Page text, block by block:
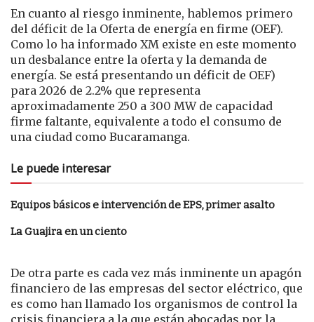
En cuanto al riesgo inminente, hablemos primero
del déficit de la Oferta de energía en firme (OEF).
Como lo ha informado XM existe en este momento
un desbalance entre la oferta y la demanda de
energía. Se está presentando un déficit de OEF)
para 2026 de 2.2% que representa
aproximadamente 250 a 300 MW de capacidad
firme faltante, equivalente a todo el consumo de
una ciudad como Bucaramanga.
Le puede interesar
Equipos básicos e intervención de EPS, primer asalto
La Guajira en un ciento
De otra parte es cada vez más inminente un apagón
financiero de las empresas del sector eléctrico, que
es como han llamado los organismos de control la
crisis financiera a la que están abocadas por la